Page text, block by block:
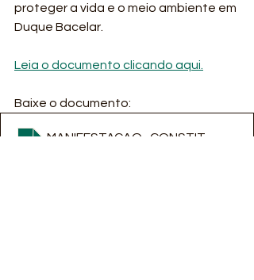
proteger a vida e o meio ambiente em
Duque Bacelar.
Leia o documento clicando aqui.
Baixe o documento: